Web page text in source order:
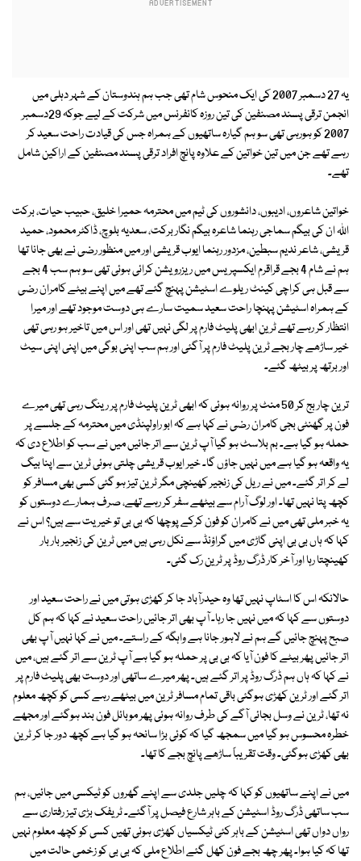
یہ 27 دسمبر 2007 کی ایک منحوس شام تھی جب ہم ہندوستان کے شہر دہلی میں
انجمن ترقی پسند مصنفین کی تین روزہ کانفرنس میں شرکت کے لیے جوکہ 29دسمبر
2007 کو ہورہی تھی سو ہم گیارہ ساتھیوں کے ہمراہ جس کی قیادت راحت سعید کر
رہے تھے جن میں تین خواتین کے علاوہ پانچ افراد ترقی پسند مصنفین کے اراکین شامل
تھے۔
خواتین شاعروں، ادیبوں، دانشوروں کی ٹیم میں محترمہ حمیرا خلیق، حبیب حیات، برکت
اللہ ان کی بیگم سماجی رہنما شاعرہ بیگم نگار برکت، سعدیہ بلوچ، ڈاکٹر محمود، حمید
قریشی، شاعر ندیم سبطین، مزدور رہنما ایوب قریشی اور میں منظور رضی نے بھی جانا تھا
ہم نے شام 4 بجے قراقرم ایکسپریس میں ریزرویشن کرائی ہوئی تھی سو ہم سب 4 بجے
سے قبل ہی کراچی کینٹ ریلوے اسٹیشن پہنچ گئے تھے میں اپنے بیٹے کامران رضی
کے ہمراہ اسٹیشن پہنچا راحت سعید سمیت سارے ہی دوست موجود تھے اور میرا
انتظار کر رہے تھے ٹرین ابھی پلیٹ فارم پر لگی نہیں تھی اور اس میں تاخیر ہو رہی تھی
خیر ساڑھے چار بجے ٹرین پلیٹ فارم پر آگئی اور ہم سب اپنی بوگی میں اپنی اپنی سیٹ
اور برتھ پر بیٹھ گئے۔
ترین چار بج کر 50 منٹ پر روانہ ہوئی کہ ابھی ٹرین پلیٹ فارم پر رینگ رہی تھی میرے
فون پر گھنٹی بجی کامران رضی نے کہا ہے کہ ابو راولپنڈی میں محترمہ کے جلسے پر
حملہ ہو گیا ہے۔ بم بلاسٹ ہو گیا آپ ٹرین سے اتر جائیں میں نے سب کو اطلاع دی کہ
یہ واقعہ ہو گیا ہے میں نہیں جاؤں گا۔ خیر ایوب قریشی چلتی ہوئی ٹرین سے اپنا بیگ
لے کر اتر گئے۔ میں نے ریل کی زنجیر کھینچی مگر ٹرین تیز ہو گئی کسی بھی مسافر کو
کچھ پتا نہیں تھا۔ اور لوگ آرام سے بیٹھے سفر کر رہے تھے، صرف ہمارے دوستوں کو
یہ خبر ملی تھی میں نے کامران کو فون کرکے پوچھا کہ بی بی تو خیریت سے ہیں؟ اس نے
کہا کہ ہاں بی بی اپنی گاڑی میں گراؤنڈ سے نکل رہی ہیں میں ٹرین کی زنجیر بار بار
کھینچتا رہا اور آخر کار ڈرگ روڈ پر ٹرین رک گئی۔
حالانکہ اس کا اسٹاپ نہیں تھا وہ حیدرآباد جا کر کھڑی ہوتی میں نے راحت سعید اور
دوستوں سے کہا کہ میں نہیں جا رہا۔ آپ بھی اتر جائیں راحت سعید نے کہا کہ ہم کل
صبح پہنچ جائیں گے ہم نے لاہور جانا ہے واہگہ کے راستے۔ میں نے کہا نہیں آپ بھی
اتر جائیں پھر بیٹے کا فون آیا کہ بی بی پر حملہ ہو گیا ہے آپ ٹرین سے اتر گئے ہیں، میں
نے کہا کہ ہاں ہم ڈرگ روڈ پر اتر گئے ہیں۔ پھر میرے ساتھی اور دوست بھی پلیٹ فارم پر
اتر گئے اور ٹرین کھڑی ہوگئی باقی تمام مسافر ٹرین میں بیٹھے رہے کسی کو کچھ معلوم
نہ تھا، ٹرین نے وسل بجائی آگے کی طرف روانہ ہوئی پھر موبائل فون بند ہوگئے اور مجھے
خطرہ محسوس ہو گیا میں سمجھ گیا کہ کوئی بڑا سانحہ ہو گیا ہے کچھ دور جا کر ٹرین
بھی کھڑی ہوگئی۔ وقت تقریباً ساڑھے پانچ بجے کا تھا۔
میں نے اپنے ساتھیوں کو کہا کہ چلیں جلدی سے اپنے گھروں کو ٹیکسی میں جائیں، ہم
سب ساتھی ڈرگ روڈ اسٹیشن کے باہر شارع فیصل پر آگئے۔ ٹریفک بڑی تیز رفتاری سے
رواں دواں تھی اسٹیشن کے باہر کئی ٹیکسیاں کھڑی ہوئی تھیں کسی کو کچھ معلوم نہیں
تھا کہ کیا ہوا۔ پھر چھ بجے فون کھل گئے اطلاع ملی کہ بی بی کو زخمی حالت میں